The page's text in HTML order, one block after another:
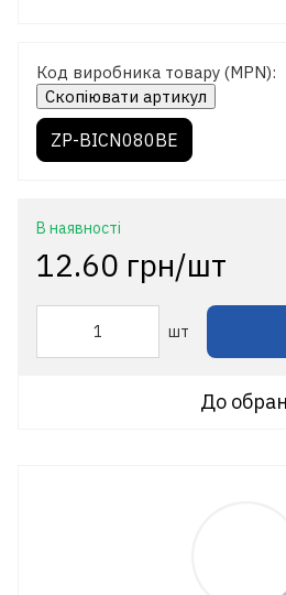
Код виробника товару (MPN):
Скопіювати артикул
ZP-BICN080BE
В наявності
12.60 грн/шт
шт
До